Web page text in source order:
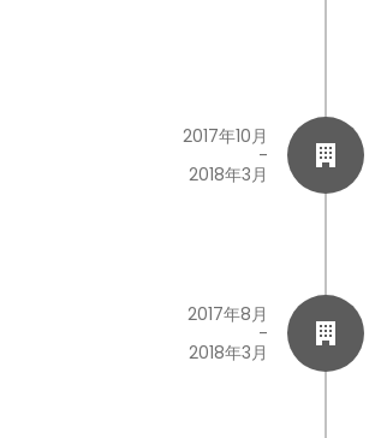
2017年10月
-
2018年3月
2017年8月
-
2018年3月